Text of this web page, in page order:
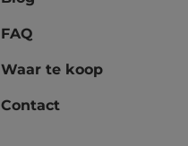
FAQ
Waar te koop
Contact